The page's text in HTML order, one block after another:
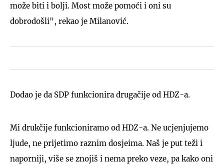
može biti i bolji. Most može pomoći i oni su
dobrodošli", rekao je Milanović.
Dodao je da SDP funkcionira drugačije od HDZ-a.
Mi drukčije funkcioniramo od HDZ-a. Ne ucjenjujemo
ljude, ne prijetimo raznim dosjeima. Naš je put teži i
naporniji, više se znojiš i nema preko veze, pa kako oni